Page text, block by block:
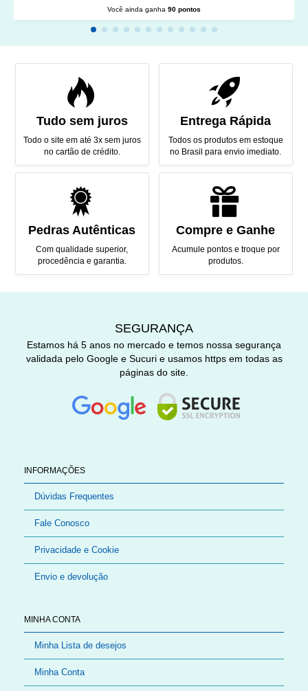
Você ainda ganha 90 pontos
Tudo sem juros
Todo o site em até 3x sem juros
no cartão de crédito.
Entrega Rápida
Todos os produtos em estoque
no Brasil para envio imediato.
Pedras Autênticas
Com qualidade superior,
procedência e garantia.
Compre e Ganhe
Acumule pontos e troque por
produtos.
INFORMAÇÕES
Dúvidas Frequentes
Fale Conosco
Privacidade e Cookie
Envio e devolução
MINHA CONTA
Minha Lista de desejos
Minha Conta
SEGURANÇA
Estamos há 5 anos no mercado e temos nossa segurança
validada pelo Google e Sucuri e usamos https em todas as
páginas do site.